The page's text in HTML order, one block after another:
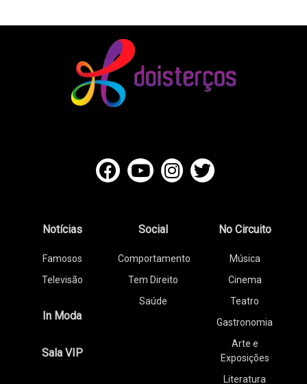
Notícias
Famosos
Televisão
In Moda
Sala VIP
Social
Comportamento
Tem Direito
Saúde
No Circuito
Música
Cinema
Teatro
Gastronomia
Arte e
Exposições
Literatura